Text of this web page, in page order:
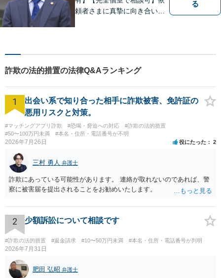
頼者さまに真摯に向き合い、
は日本全国です。 遠方の方は
Web面談や電話でのご連絡が
可能です。
る
詐欺の法的措置の法律Q&Aランキング
1
出会い系で知り合った相手に詐欺被害、免許証の
悪用リスクと対策。
#マッチングアプリ詐欺 #恐喝・脅迫への対応
#詐欺の法的措置
#50〜100万円未満
#本名・住所・電話番号が不明
2026年7月26日 役にたった 2
三村 勇人 弁護士
詐欺にあっている可能性があります。 連絡が取れないのであれば、警
察に被害届を提出されることをお勧めいたします。
2 少額訴訟について相談です
#詐欺の法的措置 #返金請求 #10〜50万円未満 #本名・住所・電話番号が判明
2026年7月31日
肥田 弘昭 弁護士